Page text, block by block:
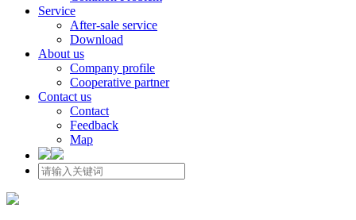
Service
After-sale service
Download
About us
Company profile
Cooperative partner
Contact us
Contact
Feedback
Map